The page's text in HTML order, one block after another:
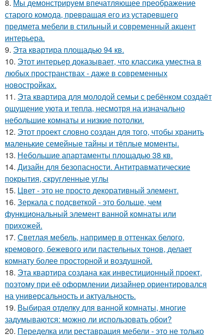
8. Мы демонстрируем впечатляющее преображение
старого комода, превращая его из устаревшего
предмета мебели в стильный и современный акцент
интерьера.
9. Эта квартира площадью 94 кв.
10. Этот интерьер доказывает, что классика уместна в
любых пространствах - даже в современных
новостройках.
11. Эта квартира для молодой семьи с ребёнком создаёт
ощущение уюта и тепла, несмотря на изначально
небольшие комнаты и низкие потолки.
12. Этот проект словно создан для того, чтобы хранить
маленькие семейные тайны и тёплые моменты.
13. Небольшие апартаменты площадью 38 кв.
14. Дизайн для безопасности. Антитравматические
покрытия, скругленные углы
15. Цвет - это не просто декоративный элемент.
16. Зеркала с подсветкой - это больше, чем
функциональный элемент ванной комнаты или
прихожей.
17. Светлая мебель, например в оттенках белого,
кремового, бежевого или пастельных тонов, делает
комнату более просторной и воздушной.
18. Эта квартира создана как инвестиционный проект,
поэтому при её оформлении дизайнер ориентировался
на универсальность и актуальность.
19. Выбирая отделку для ванной комнаты, многие
задумываются: можно ли использовать обои?
20. Переделка или реставрация мебели - это не только